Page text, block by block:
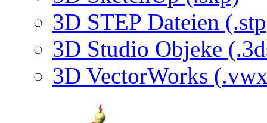
3D STEP Dateien
3D Studio Objeke
3D VectorWorks